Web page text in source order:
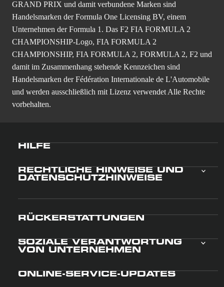
erhältlich), die Installation aller Updates.
F1® 2025 – Offizielles Produkt der FIA FORMULA ONE
WORLD CHAMPIONSHIP. © 2026 Electronic Arts Inc. EA,
EA SPORTS, das EA SPORTS-Logo und Codemasters sind
Handelsmarken von Electronic Arts Inc.
Das F1 FORMULA 1-Logo, das F1-Logo, FORMULA 1, F1,
FIA FORMULA ONE WORLD CHAMPIONSHIP,
GRAND PRIX und damit verbundene Marken sind
Handelsmarken der Formula One Licensing BV, einem
CHAMPIONSHIP, FIA FORMULA 2, FORMULA 2, F2 und
Handelsmarken der Fédération Internationale de L'Automobile
und werden ausschließlich mit Lizenz verwendet Alle Rechte